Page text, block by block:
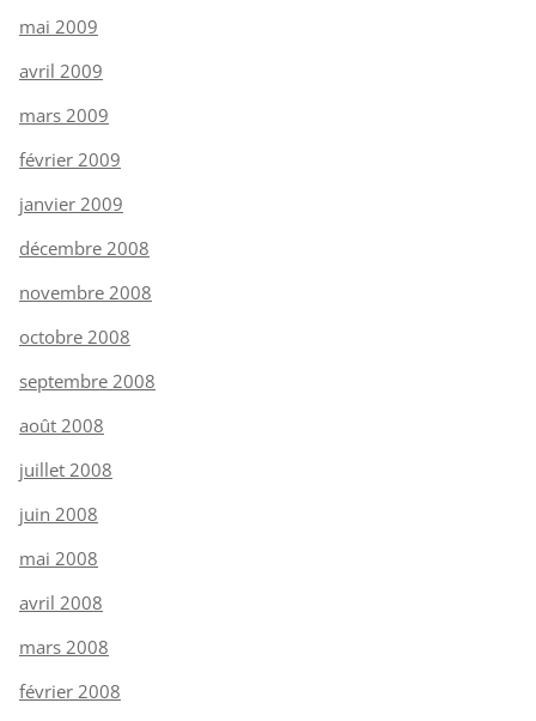
mai 2009
avril 2009
mars 2009
février 2009
janvier 2009
décembre 2008
novembre 2008
octobre 2008
septembre 2008
août 2008
juillet 2008
juin 2008
mai 2008
avril 2008
mars 2008
février 2008